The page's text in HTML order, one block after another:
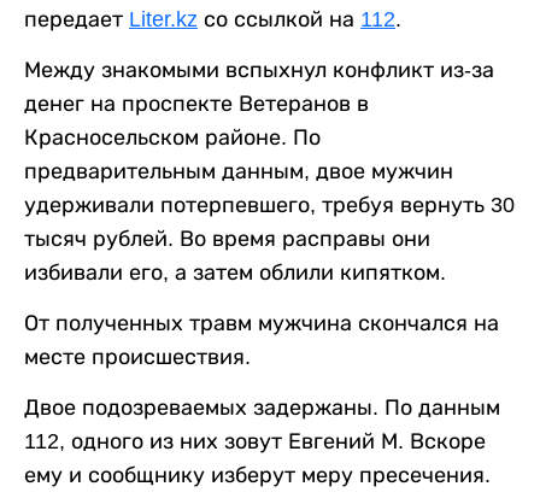
передает Liter.kz со ссылкой на 112.
Между знакомыми вспыхнул конфликт из-за
денег на проспекте Ветеранов в
Красносельском районе. По
предварительным данным, двое мужчин
удерживали потерпевшего, требуя вернуть 30
тысяч рублей. Во время расправы они
избивали его, а затем облили кипятком.
От полученных травм мужчина скончался на
месте происшествия.
Двое подозреваемых задержаны. По данным
112, одного из них зовут Евгений М. Вскоре
ему и сообщнику изберут меру пресечения.